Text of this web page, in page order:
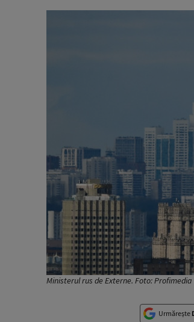
Ministerul rus de Externe. Foto: Profimedia
Urmărește